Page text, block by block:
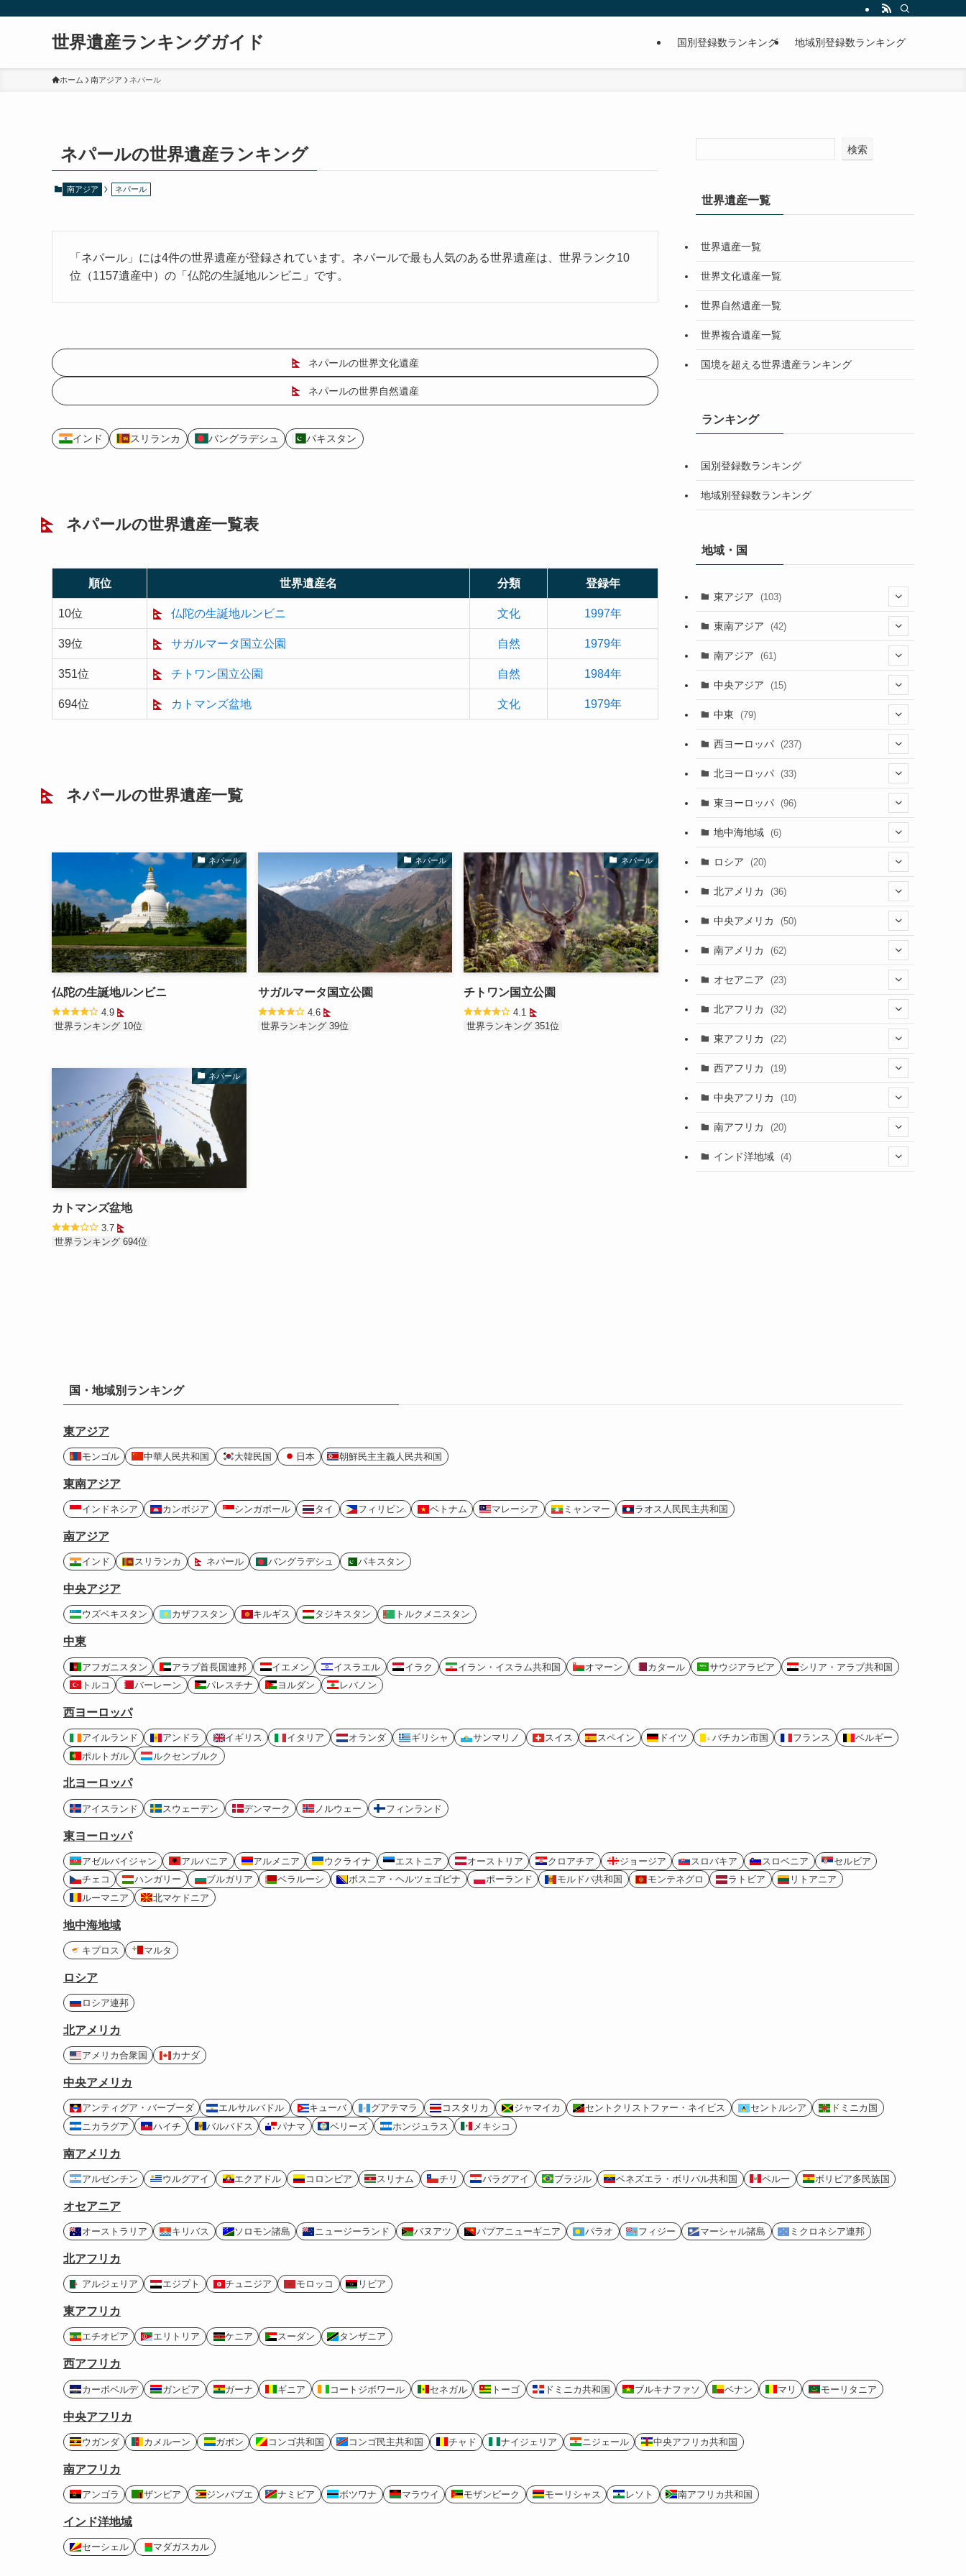
世界遺産ランキングガイド 国別登録数ランキング 地域別登録数ランキング
ホーム 南アジア ネパール
ネパールの世界遺産ランキング
南アジア ネパール
「ネパール」には4件の世界遺産が登録されています。ネパールで最も人気のある世界遺産は、世界ランク10
位（1157遺産中）の「仏陀の生誕地ルンビニ」です。
ネパールの世界文化遺産
ネパールの世界自然遺産
インド スリランカ バングラデシュ パキスタン
ネパールの世界遺産一覧表
順位 世界遺産名 分類 登録年
10位 仏陀の生誕地ルンビニ 文化 1997年
39位 サガルマータ国立公園 自然 1979年
351位 チトワン国立公園 自然 1984年
694位 カトマンズ盆地 文化 1979年
ネパールの世界遺産一覧
ネパール
仏陀の生誕地ルンビニ
4.9
世界ランキング 10位
ネパール
サガルマータ国立公園
4.6
世界ランキング 39位
ネパール
チトワン国立公園
4.1
世界ランキング 351位
ネパール
カトマンズ盆地
3.7
世界ランキング 694位
検索
世界遺産一覧
世界遺産一覧
世界文化遺産一覧
世界自然遺産一覧
世界複合遺産一覧
国境を超える世界遺産ランキング
ランキング
国別登録数ランキング
地域別登録数ランキング
地域・国
東アジア (103)
(25)
(5)
(15)
東南アジア (42)
(9)
(3)
(8)
(4)
(2)
南アジア (61)
(40)
(6)
中央アジア (15)
(5)
中東 (79)
(2)
(1)
(20)
(5)
(1)
(12)
(1)
(3)
(5)
(5)
西ヨーロッパ (237)
(1)
(46)
(26)
(1)
(12)
(39)
(46)
(2)
(35)
(12)
(1)
北ヨーロッパ (33)
(3)
(13)
(8)
東ヨーロッパ (96)
(2)
(3)
(9)
(4)
(8)
(4)
(5)
(15)
(5)
(9)
地中海地域 (6)
(3)
(3)
ロシア (20)
(20)
北アメリカ (36)
(21)
(16)
中央アメリカ (50)
(1)
(6)
(3)
(1)
(1)
(1)
南アメリカ (62)
(7)
(3)
(4)
(5)
(21)
(6)
オセアニア (23)
(16)
(1)
(1)
(1)
北アフリカ (32)
(7)
(6)
(7)
東アフリカ (22)
(7)
(6)
(3)
西アフリカ (19)
(1)
(1)
中央アフリカ (10)
(1)
(2)
南アフリカ (20)
(1)
インド洋地域 (4)
国・地域別ランキング
東アジア
モンゴル 中華人民共和国 大韓民国 日本 朝鮮民主主義人民共和国
東南アジア
インドネシア カンボジア シンガポール タイ フィリピン ベトナム マレーシア ミャンマー ラオス人民民主共和国
南アジア
インド スリランカ ネパール バングラデシュ パキスタン
中央アジア
ウズベキスタン カザフスタン キルギス タジキスタン トルクメニスタン
中東
アフガニスタン アラブ首長国連邦 イエメン イスラエル イラク イラン・イスラム共和国 オマーン カタール サウジアラビア
シリア・アラブ共和国
トルコ
バーレーン パレスチナ ヨルダン レバノン
西ヨーロッパ
アイルランド アンドラ イギリス イタリア オランダ ギリシャ サンマリノ スイス スペイン ドイツ バチカン市国 フランス
ベルギー
ポルトガル
ルクセンブルク
北ヨーロッパ
アイスランド スウェーデン デンマーク ノルウェー フィンランド
東ヨーロッパ
アゼルバイジャン アルバニア アルメニア ウクライナ エストニア オーストリア クロアチア ジョージア スロバキア スロベニア
セルビア
チェコ
ハンガリー ブルガリア ベラルーシ ボスニア・ヘルツェゴビナ ポーランド モルドバ共和国 モンテネグロ ラトビア
リトアニア
ルーマニア
北マケドニア
地中海地域
キプロス マルタ
ロシア
ロシア連邦
北アメリカ
アメリカ合衆国 カナダ
中央アメリカ
アンティグア・バーブーダ エルサルバドル キューバ グアテマラ コスタリカ ジャマイカ セントクリストファー・ネイビス セントルシア
ドミニカ国
ニカラグア
ハイチ バルバドス パナマ ベリーズ ホンジュラス メキシコ
南アメリカ
アルゼンチン ウルグアイ エクアドル コロンビア スリナム チリ パラグアイ ブラジル ベネズエラ・ボリバル共和国 ペルー ボリビア多民族国
オセアニア
オーストラリア キリバス ソロモン諸島 ニュージーランド バヌアツ パプアニューギニア パラオ フィジー マーシャル諸島 ミクロネシア連邦
北アフリカ
アルジェリア エジプト チュニジア モロッコ リビア
東アフリカ
エチオピア エリトリア ケニア スーダン タンザニア
西アフリカ
カーボベルデ ガンビア ガーナ ギニア コートジボワール セネガル トーゴ ドミニカ共和国 ブルキナファソ ベナン マリ モーリタニア
中央アフリカ
ウガンダ カメルーン ガボン コンゴ共和国 コンゴ民主共和国 チャド ナイジェリア ニジェール 中央アフリカ共和国
南アフリカ
アンゴラ ザンビア ジンバブエ ナミビア ボツワナ マラウイ モザンビーク モーリシャス レソト 南アフリカ共和国
インド洋地域
セーシェル マダガスカル